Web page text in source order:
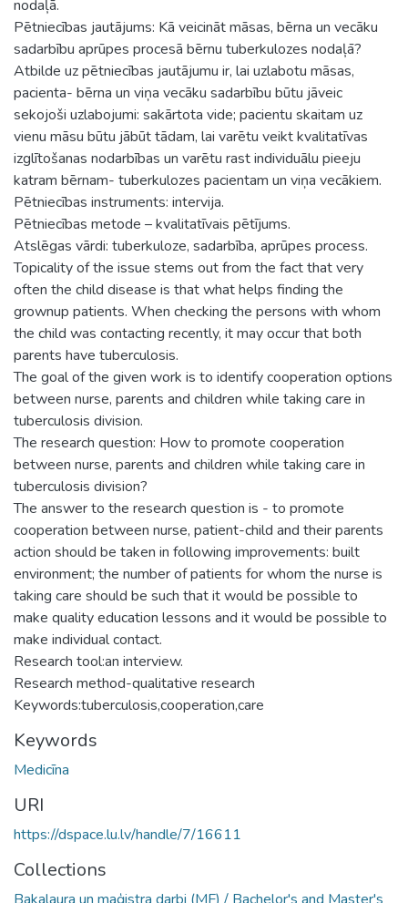
nodaļā.
Pētniecības jautājums: Kā veicināt māsas, bērna un vecāku
sadarbību aprūpes procesā bērnu tuberkulozes nodaļā?
Atbilde uz pētniecības jautājumu ir, lai uzlabotu māsas,
pacienta- bērna un viņa vecāku sadarbību būtu jāveic
sekojoši uzlabojumi: sakārtota vide; pacientu skaitam uz
vienu māsu būtu jābūt tādam, lai varētu veikt kvalitatīvas
izglītošanas nodarbības un varētu rast individuālu pieeju
katram bērnam- tuberkulozes pacientam un viņa vecākiem.
Pētniecības instruments: intervija.
Pētniecības metode – kvalitatīvais pētījums.
Atslēgas vārdi: tuberkuloze, sadarbība, aprūpes process.
Topicality of the issue stems out from the fact that very
often the child disease is that what helps finding the
grownup patients. When checking the persons with whom
the child was contacting recently, it may occur that both
parents have tuberculosis.
The goal of the given work is to identify cooperation options
between nurse, parents and children while taking care in
tuberculosis division.
The research question: How to promote cooperation
between nurse, parents and children while taking care in
tuberculosis division?
The answer to the research question is - to promote
cooperation between nurse, patient-child and their parents
action should be taken in following improvements: built
environment; the number of patients for whom the nurse is
taking care should be such that it would be possible to
make quality education lessons and it would be possible to
make individual contact.
Research tool:an interview.
Research method-qualitative research
Keywords:tuberculosis,cooperation,care
Keywords
Medicīna
URI
https://dspace.lu.lv/handle/7/16611
Collections